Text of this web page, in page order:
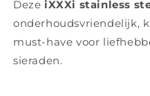
Deze iXXXi stainless
onderhoudsvriendelijk,
must-have voor
sieraden.